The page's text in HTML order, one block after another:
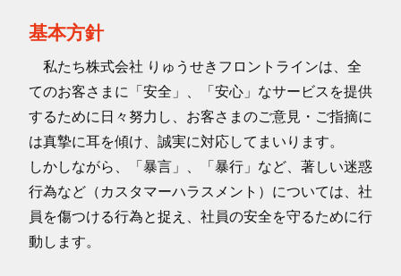
基本方針
私たち株式会社 りゅうせきフロントラインは、全
てのお客さまに「安全」、「安心」なサービスを提供
するために日々努力し、お客さまのご意見・ご指摘に
は真摯に耳を傾け、誠実に対応してまいります。
しかしながら、「暴言」、「暴行」など、著しい迷惑
行為など（カスタマーハラスメント）については、社
員を傷つける行為と捉え、社員の安全を守るために行
動します。